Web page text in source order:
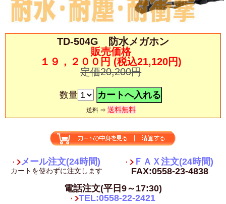
TD-504G 防水メガホン
販売価格
１９，２００円 (税込21,120円)
定価20,200円
数量
送料 ⇒ 送料無料
メール注文(24時間)
カートを使わずに注文します
ＦＡＸ注文(24時間)
FAX:0558-23-4838
電話注文(平日9～17:30)
TEL:0558-22-2421